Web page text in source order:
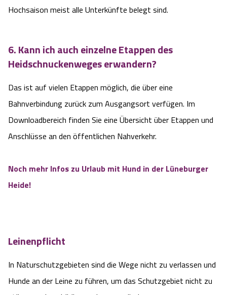
Hochsaison meist alle Unterkünfte belegt sind.
6. Kann ich auch einzelne Etappen des
Heidschnuckenweges erwandern?
Das ist auf vielen Etappen möglich, die über eine
Bahnverbindung zurück zum Ausgangsort verfügen. Im
Downloadbereich finden Sie eine Übersicht über Etappen und
Anschlüsse an den öffentlichen Nahverkehr.
Noch mehr Infos zu Urlaub mit Hund in der Lüneburger
Heide!
Leinenpflicht
In Naturschutzgebieten sind die Wege nicht zu verlassen und
Hunde an der Leine zu führen, um das Schutzgebiet nicht zu